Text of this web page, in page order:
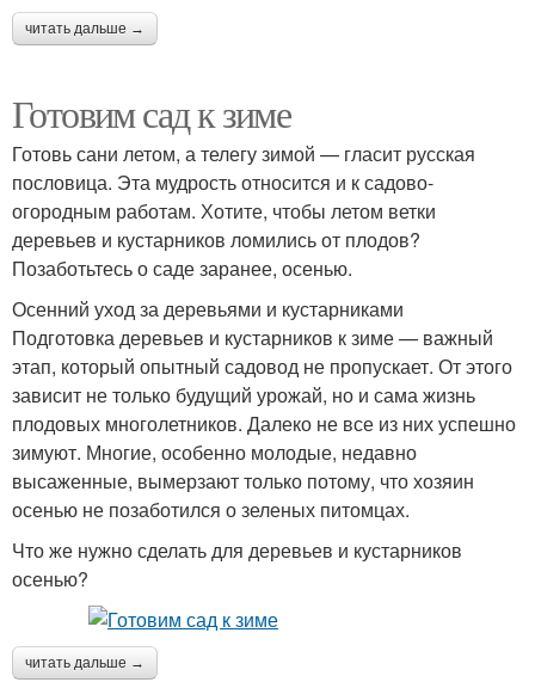
читать дальше →
Готовим сад к зиме
Готовь сани летом, а телегу зимой — гласит русская
пословица. Эта мудрость относится и к садово-
огородным работам. Хотите, чтобы летом ветки
деревьев и кустарников ломились от плодов?
Позаботьтесь о саде заранее, осенью.
Осенний уход за деревьями и кустарниками
Подготовка деревьев и кустарников к зиме — важный
этап, который опытный садовод не пропускает. От этого
зависит не только будущий урожай, но и сама жизнь
плодовых многолетников. Далеко не все из них успешно
зимуют. Многие, особенно молодые, недавно
высаженные, вымерзают только потому, что хозяин
осенью не позаботился о зеленых питомцах.
Что же нужно сделать для деревьев и кустарников
осенью?
читать дальше →